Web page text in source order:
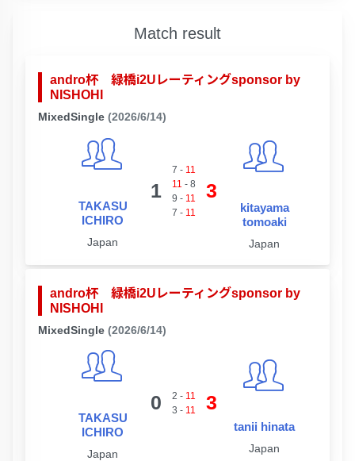
Match result
andro杯 緑橋i2Uレーティングsponsor by
NISHOHI
MixedSingle (2026/6/14)
TAKASU
ICHIRO
Japan
1
7 - 11
11 - 8
9 - 11
7 - 11
3
kitayama
tomoaki
Japan
andro杯 緑橋i2Uレーティングsponsor by
NISHOHI
MixedSingle (2026/6/14)
TAKASU
ICHIRO
Japan
0 2 - 11
3 - 11 3
tanii hinata
Japan